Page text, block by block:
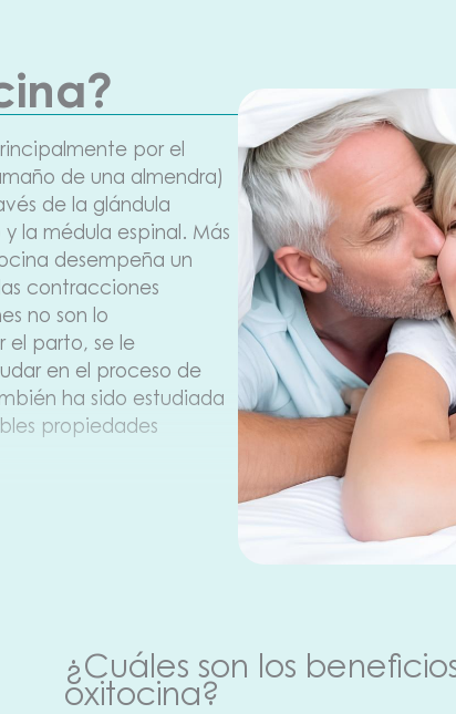
por el
de una almendra)
de la glándula
la médula espinal. Más
desempeña un
contracciones
no son lo
el parto, se le
en el proceso de
ha sido estudiada
propiedades
¿Cuáles son los
oxitocina?